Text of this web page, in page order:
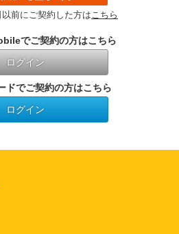
前にご契約した方は こちら
でご契約の方はこちら
ログイン
ドでご契約の方はこちら
ログイン